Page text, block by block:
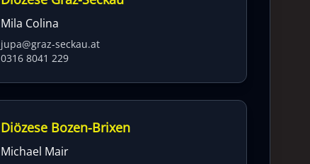
Mila Colina
jupa@graz-seckau.at
0316 8041 229
Diözese Bozen-Brixen
Michael Mair